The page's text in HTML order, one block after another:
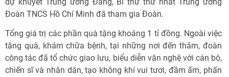
Đoàn TNCS Hồ Chí Minh đã tham gia Đoàn.
Tổng giá trị các phần quà tặng khoảng 1 tỉ đồng. Ngoài việc
tặng quà, khám chữa bệnh, tại những nơi đến thăm, đoàn
công tác đã tổ chức giao lưu, biểu diễn văn nghệ với cán bộ,
chiến sĩ và nhân dân, tạo không khí vui tươi, đầm ấm, phấn